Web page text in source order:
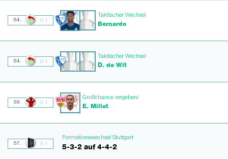
64. 0:1
Taktischer Wechsel
Bernardo
64. 0:1
Taktischer Wechsel
D. de Wit
59. 0:1
Großchance vergeben!
E. Millot
57. 0:1
Formationswechsel Stuttgart
5-3-2 auf 4-4-2